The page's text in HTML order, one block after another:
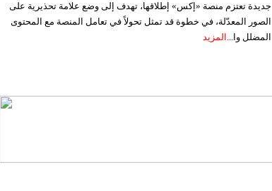
جديدة تعتزم منصة «إكس» إطلاقها، تهدف إلى وضع علامة تحذيرية على
الصور المعدّلة، في خطوة قد تمثل تحولاً في تعامل المنصة مع المحتوى
المضلل وا... المزيد